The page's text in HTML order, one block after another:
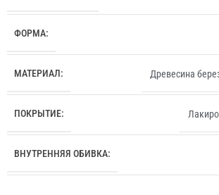
ФОРМА:
МАТЕРИАЛ: Древесина
ПОКРЫТИЕ:
ВНУТРЕННЯЯ ОБИВКА: